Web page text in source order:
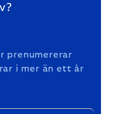
prenumererar
i mer än ett år